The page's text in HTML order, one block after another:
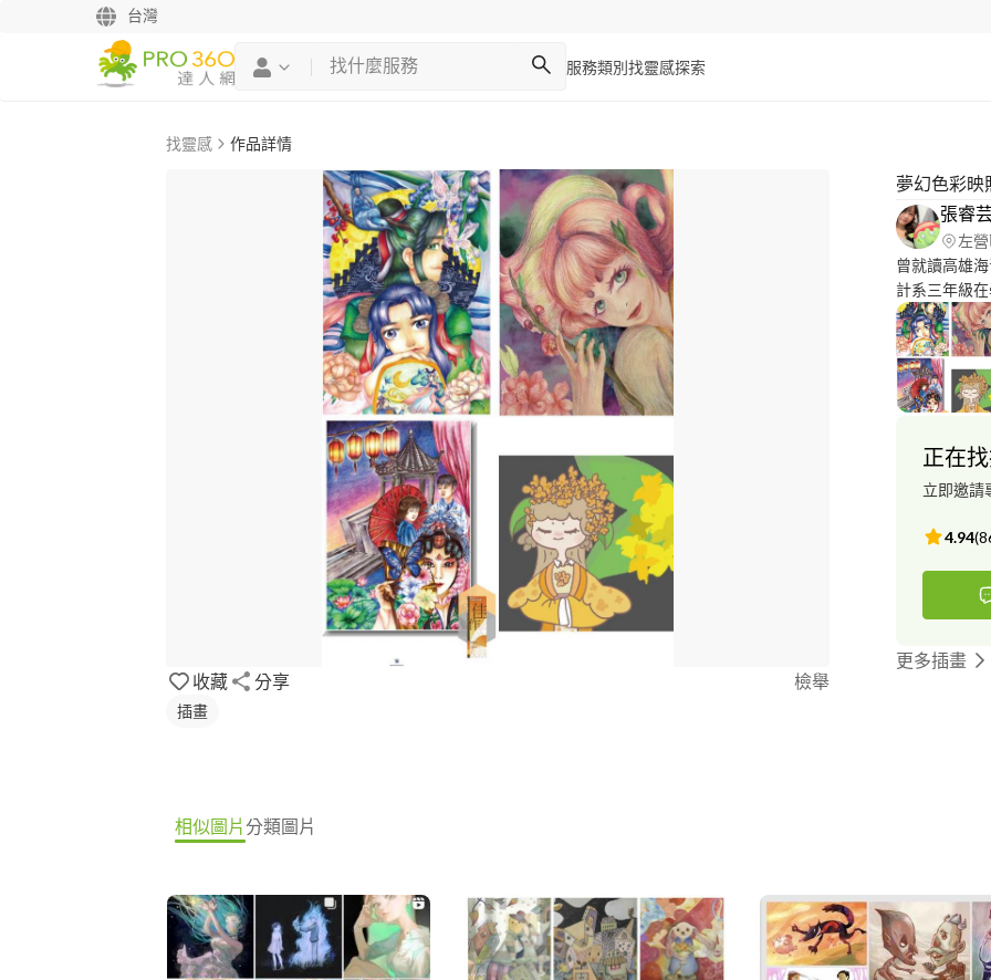
台灣
服務類別 找靈感探索
找靈感 作品詳情
收藏 分享 檢舉
插畫
夢幻色彩映
張睿
左
曾就讀高雄
計系三年級
繪與插畫皆可
正在
立即邀請
4.94(
更多插畫
相似圖片分類圖片